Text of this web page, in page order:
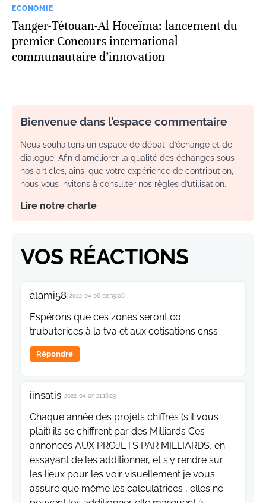
ECONOMIE
Tanger-Tétouan-Al Hoceïma: lancement du
premier Concours international
communautaire d’innovation
Bienvenue dans l’espace commentaire
Nous souhaitons un espace de débat, d’échange et de
dialogue. Afin d'améliorer la qualité des échanges sous
nos articles, ainsi que votre expérience de contribution,
nous vous invitons à consulter nos règles d’utilisation.
Lire notre charte
VOS RÉACTIONS
alami58 2022-04-06 02:39:06
Espérons que ces zones seront co
trubuterices à la tva et aux cotisations cnss
Répondre
iinsatis 2022-04-05 21:16:29
Chaque année des projets chiffrés (s'il vous
plait) ils se chiffrent par des Milliards Ces
annonces AUX PROJETS PAR MILLIARDS, en
essayant de les additionner, et s'y rendre sur
les lieux pour les voir visuellement je vous
assure que même les calculatrices , elles ne